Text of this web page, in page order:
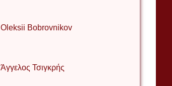
Oleksii Bobrovnikov
Άγγελος Τσιγκρής